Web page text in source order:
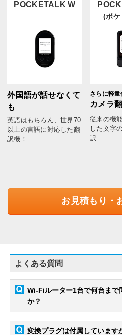
POCKETALK W
外国語が話せなくて
も
英語はもちろん、世界70
以上の言語に対応した翻
訳機！
(ポケ
さらに軽量
カメラ
従来の機
した文字
訳
お見積もり・
よくある質問
Wi-Fiルーター1台で何台まで
か？
変換プラグは付属しています